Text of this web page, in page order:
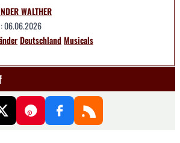
WALTHER
06.06.2026
DeutschlandMusicals